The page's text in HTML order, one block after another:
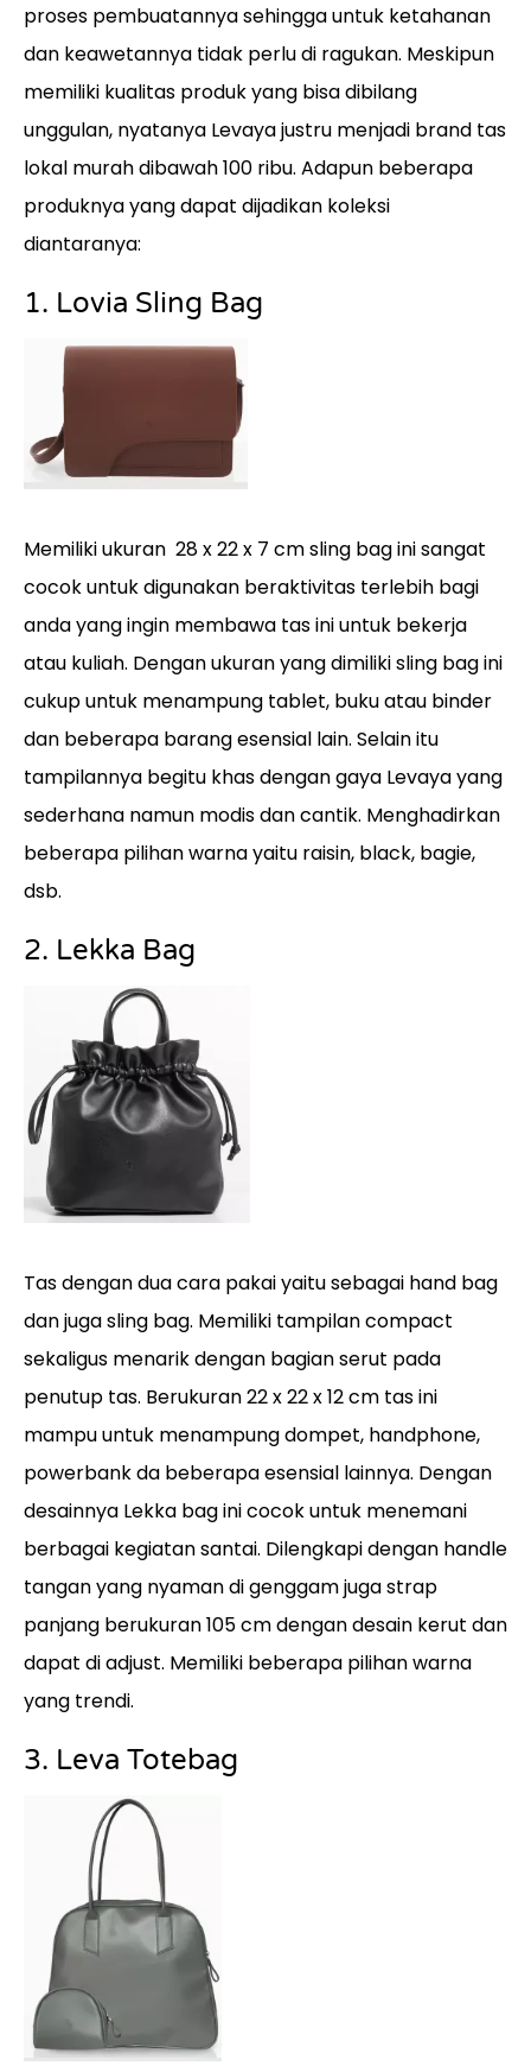
proses pembuatannya sehingga untuk ketahanan
dan keawetannya tidak perlu di ragukan. Meskipun
memiliki kualitas produk yang bisa dibilang
unggulan, nyatanya Levaya justru menjadi brand tas
lokal murah dibawah 100 ribu. Adapun beberapa
produknya yang dapat dijadikan koleksi
diantaranya:
1. Lovia Sling Bag
Memiliki ukuran 28 x 22 x 7 cm sling bag ini sangat
cocok untuk digunakan beraktivitas terlebih bagi
anda yang ingin membawa tas ini untuk bekerja
atau kuliah. Dengan ukuran yang dimiliki sling bag ini
cukup untuk menampung tablet, buku atau binder
dan beberapa barang esensial lain. Selain itu
tampilannya begitu khas dengan gaya Levaya yang
sederhana namun modis dan cantik. Menghadirkan
beberapa pilihan warna yaitu raisin, black, bagie,
dsb.
2. Lekka Bag
Tas dengan dua cara pakai yaitu sebagai hand bag
dan juga sling bag. Memiliki tampilan compact
sekaligus menarik dengan bagian serut pada
penutup tas. Berukuran 22 x 22 x 12 cm tas ini
mampu untuk menampung dompet, handphone,
powerbank da beberapa esensial lainnya. Dengan
desainnya Lekka bag ini cocok untuk menemani
berbagai kegiatan santai. Dilengkapi dengan handle
tangan yang nyaman di genggam juga strap
panjang berukuran 105 cm dengan desain kerut dan
dapat di adjust. Memiliki beberapa pilihan warna
yang trendi.
3. Leva Totebag